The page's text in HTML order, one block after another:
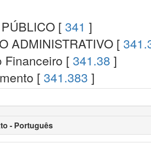
[ 341 ]
ADMINISTRATIVO [
Financeiro [ 341.38 ]
[ 341.383 ]
- Português